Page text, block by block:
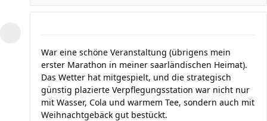
War eine schöne Veranstaltung (übrigens mein
erster Marathon in meiner saarländischen Heimat).
Das Wetter hat mitgespielt, und die strategisch
günstig plazierte Verpflegungsstation war nicht nur
mit Wasser, Cola und warmem Tee, sondern auch mit
Weihnachtgebäck gut bestückt.